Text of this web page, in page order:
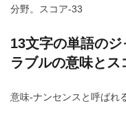
分野。スコア-33
13文字の単語の
ラブルの意味とス
意味-ナンセンスと呼ばれ